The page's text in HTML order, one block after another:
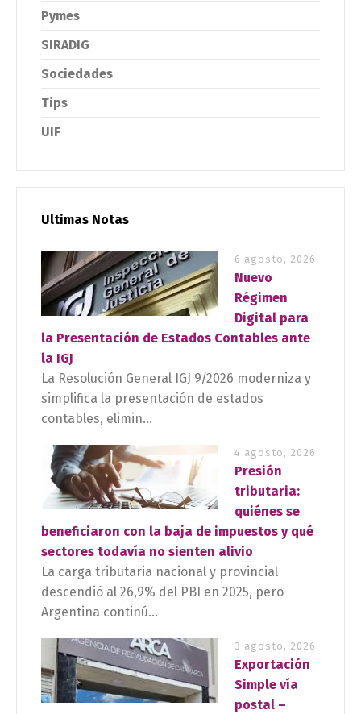
Pymes
SIRADIG
Sociedades
Tips
UIF
Ultimas Notas
6 agosto, 2026
Nuevo
Régimen
Digital para
la Presentación de Estados Contables ante
la IGJ
La Resolución General IGJ 9/2026 moderniza y
simplifica la presentación de estados
contables, elimin...
4 agosto, 2026
Presión
tributaria:
quiénes se
beneficiaron con la baja de impuestos y qué
sectores todavía no sienten alivio
La carga tributaria nacional y provincial
descendió al 26,9% del PBI en 2025, pero
Argentina continú...
3 agosto, 2026
Exportación
Simple vía
postal –